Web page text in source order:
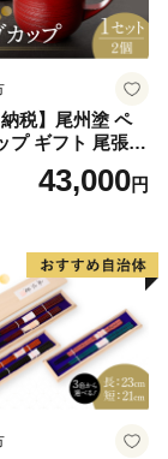
納税】尾州塗 ペ
プ ギフト 尾張漆
工芸 工芸品 芸術
菌性 美味しく安
効果 お取り寄せ
市 送料無料
43,000円